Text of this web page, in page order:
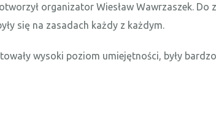
organizator Wiesław Wawrzaszek. Do
się na zasadach każdy z każdym.
wysoki poziom umiejętności, były